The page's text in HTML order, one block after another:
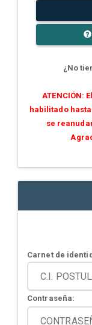
¿No
ATENCIÓN:
habilitado hasta
se
Carnet de
Contraseña: